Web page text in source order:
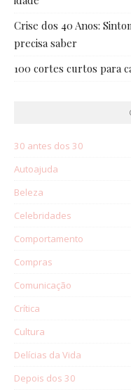
Crise dos 40 Anos:
precisa saber
100 cortes curtos para
30 antes dos 30
Autoajuda
Beleza
Celebridades
Comportamento
Compras
Comunicação
Crítica
Cultura
Delícias da Vida
Depois dos 30